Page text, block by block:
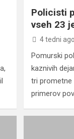
Policisti
vseh 23
4 tedni ago
Pomurski
kaznivih
tri prometne
primerov